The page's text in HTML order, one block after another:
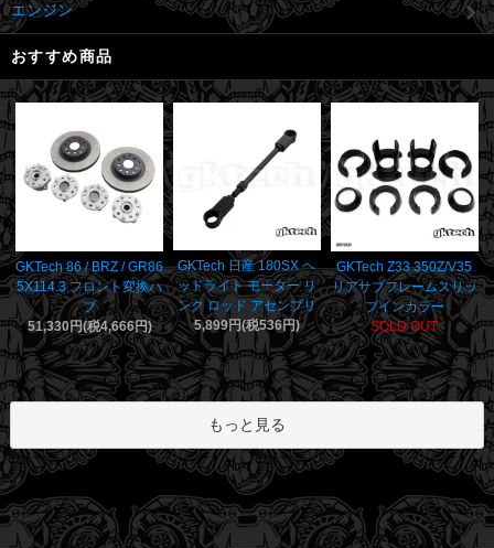
エンジン
おすすめ商品
GKTech 86 / BRZ / GR86
5X114.3 フロント変換ハ
ブ
51,330円(税4,666円)
GKTech 日産 180SX ヘ
ッドライト モーター リ
ンク ロッド アセンブリ
5,899円(税536円)
GKTech Z33 350Z/V35
リアサブフレームスリッ
プインカラー
SOLD OUT
もっと見る